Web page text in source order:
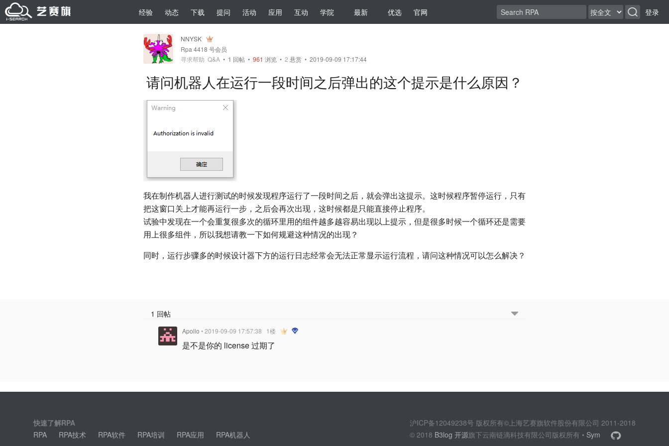
经验 动态 下载 提问 活动 应用 互动 学院 最新 优选 官网 登录
NNYSK
Rpa 4418 号会员
寻求帮助 Q&A • 1 回帖 • 961 浏览 • 2 悬赏 • 2019-09-09 17:17:44
请问机器人在运行一段时间之后弹出的这个提示是什么原因？
我在制作机器人进行测试的时候发现程序运行了一段时间之后，就会弹出这提示。这时候程序暂停运行，只有
把这窗口关上才能再运行一步，之后会再次出现，这时候都是只能直接停止程序。
试验中发现在一个会重复很多次的循环里用的组件越多越容易出现以上提示，但是很多时候一个循环还是需要
用上很多组件，所以我想请教一下如何规避这种情况的出现？
同时，运行步骤多的时候设计器下方的运行日志经常会无法正常显示运行流程，请问这种情况可以怎么解决？
1 回帖
Apollo • 2019-09-09 17:57:38 1楼
是不是你的 license 过期了
快速了解RPA
RPA
RPA技术 RPA软件 RPA培训 RPA应用 RPA机器人
沪ICP备12049238号 版权所有©上海艺赛旗软件股份有限公司 2011-2018
© 2018 B3log 开源旗下云南链滴科技有限公司版权所有 • Sym